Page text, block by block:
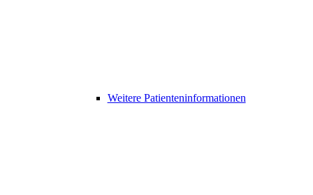
Weitere Patienteninformationen